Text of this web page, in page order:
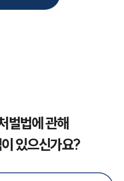
미나
벌법에 관해
있으신가요?